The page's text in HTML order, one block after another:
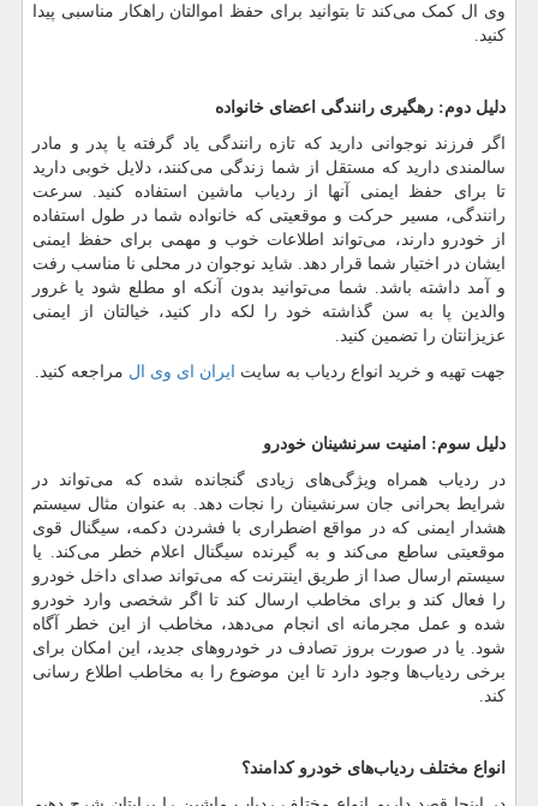
وی ال کمک میکند تا بتوانید برای حفظ اموالتان راهکار مناسبی پیدا
کنید.
دلیل دوم: رهگیری رانندگی اعضای خانواده
اگر فرزند نوجوانی دارید که تازه رانندگی یاد گرفته یا پدر و مادر
سالمندی دارید که مستقل از شما زندگی میکنند، دلایل خوبی دارید
تا برای حفظ ایمنی آنها از ردیاب ماشین استفاده کنید. سرعت
رانندگی، مسیر حرکت و موقعیتی که خانواده شما در طول استفاده
از خودرو دارند، میتواند اطلاعات خوب و مهمی برای حفظ ایمنی
ایشان در اختیار شما قرار دهد. شاید نوجوان در محلی نا مناسب رفت
و آمد داشته باشد. شما میتوانید بدون آنکه او مطلع شود یا غرور
والدین پا به سن گذاشته خود را لکه دار کنید، خیالتان از ایمنی
عزیزانتان را تضمین کنید.
جهت تهیه و خرید انواع ردیاب به سایت ایران ای وی ال مراجعه کنید.
دلیل سوم: امنیت سرنشینان خودرو
در ردیاب همراه ویژگیهای زیادی گنجانده شده که میتواند در
شرایط بحرانی جان سرنشینان را نجات دهد. به عنوان مثال سیستم
هشدار ایمنی که در مواقع اضطراری با فشردن دکمه، سیگنال قوی
موقعیتی ساطع میکند و به گیرنده سیگنال اعلام خطر میکند. یا
سیستم ارسال صدا از طریق اینترنت که میتواند صدای داخل خودرو
را فعال کند و برای مخاطب ارسال کند تا اگر شخصی وارد خودرو
شده و عمل مجرمانه ای انجام میدهد، مخاطب از این خطر آگاه
شود. یا در صورت بروز تصادف در خودروهای جدید، این امکان برای
برخی ردیابها وجود دارد تا این موضوع را به مخاطب اطلاع رسانی
کند.
انواع مختلف ردیابهای خودرو کدامند؟